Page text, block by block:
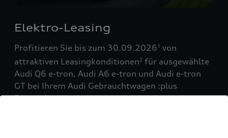
Elektro-Leasing
Profitieren Sie bis zum 30.09.20261 von
attraktiven Leasingkonditionen2 für ausgewählte
Audi Q6 e-tron, Audi A6 e-tron und Audi e-tron
GT bei Ihrem Audi Gebrauchtwagen :plus
Partner!